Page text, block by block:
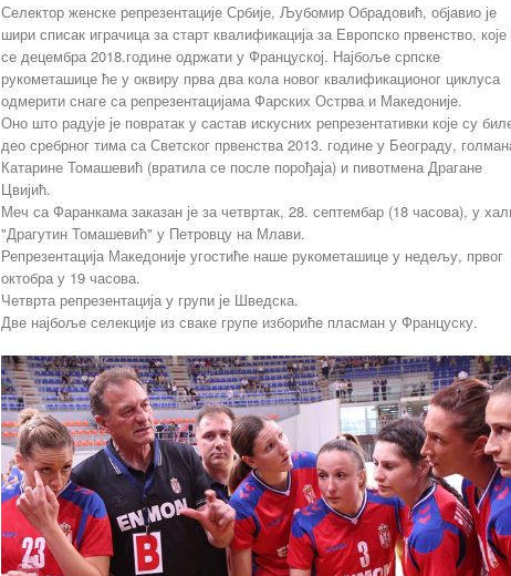
Селектор женске репрезентације Србије, Љубомир Обрадовић, објавио је
шири списак играчица за старт квалификација за Европско првенство, које
се децембра 2018.године одржати у Француској. Најбоље српске
рукометашице ће у оквиру прва два кола новог квалификационог циклуса
одмерити снаге са репрезентацијама Фарских Острва и Македоније.
Оно што радује је повратак у састав искусних репрезентативки које су
део сребрног тима са Светског првенства 2013. године у Београду,
Катарине Томашевић (вратила се после порођаја) и пивотмена Драгане
Цвијић.
Меч са Фаранкама заказан је за четвртак, 28. септембар (18 часова), у
"Драгутин Томашевић" у Петровцу на Млави.
Репрезентација Македоније угостиће наше рукометашице у недељу, првог
октобра у 19 часова.
Четврта репрезентација у групи је Шведска.
Две најбоље селекције из сваке групе избориће пласман у Француску.